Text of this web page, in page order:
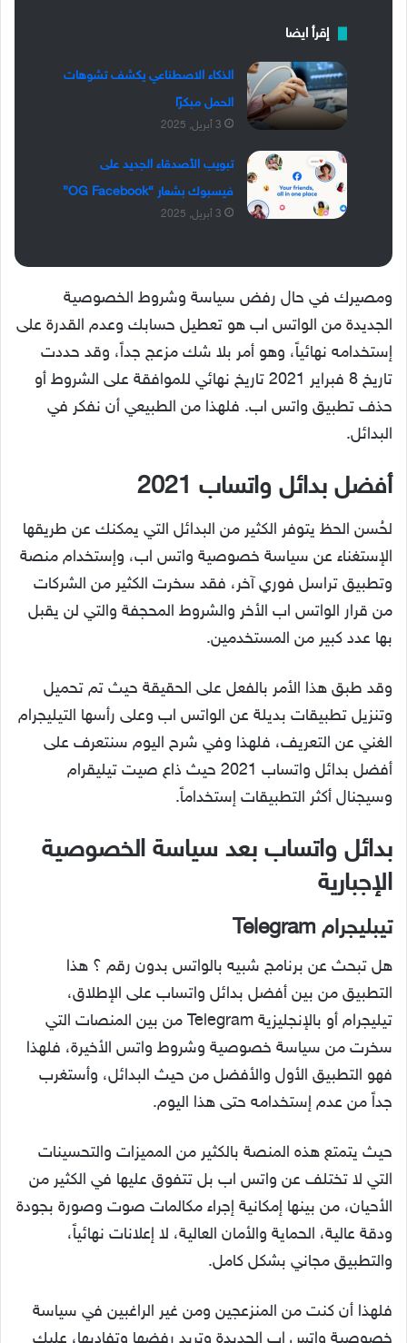
إقرأ ايضا
الذكاء الاصطناعي يكشف تشوهات
الحمل مبكرًا
3 أبريل, 2025
تبويب الأصدقاء الجديد على
فيسبوك بشعار “OG Facebook”
3 أبريل, 2025
ومصيرك في حال رفض سياسة وشروط الخصوصية
الجديدة من الواتس اب هو تعطيل حسابك وعدم القدرة على
إستخدامه نهائياً، وهو أمر بلا شك مزعج جداً، وقد حددت
تاريخ 8 فبراير 2021 تاريخ نهائي للموافقة على الشروط أو
حذف تطبيق واتس اب. فلهذا من الطبيعي أن نفكر في
البدائل.
أفضل بدائل واتساب 2021
لحُسن الحظ يتوفر الكثير من البدائل التي يمكنك عن طريقها
الإستغناء عن سياسة خصوصية واتس اب، وإستخدام منصة
وتطبيق تراسل فوري آخر، فقد سخرت الكثير من الشركات
من قرار الواتس اب الأخر والشروط المحجفة والتي لن يقبل
بها عدد كبير من المستخدمين.
وقد طبق هذا الأمر بالفعل على الحقيقة حيث تم تحميل
وتنزيل تطبيقات بديلة عن الواتس اب وعلى رأسها التيليجرام
الغني عن التعريف، فلهذا وفي شرح اليوم سنتعرف على
أفضل بدائل واتساب 2021 حيث ذاع صيت تيليقرام
وسيجنال أكثر التطبيقات إستخداماً.
بدائل واتساب بعد سياسة الخصوصية
الإجبارية
تيبليجرام Telegram
هل تبحث عن برنامج شبيه بالواتس بدون رقم ؟ هذا
التطبيق من بين أفضل بدائل واتساب على الإطلاق،
تيليجرام أو بالإنجليزية Telegram من بين المنصات التي
سخرت من سياسة خصوصية وشروط واتس الأخيرة، فلهذا
فهو التطبيق الأول والأفضل من حيث البدائل، وأستغرب
جداً من عدم إستخدامه حتى هذا اليوم.
حيث يتمتع هذه المنصة بالكثير من المميزات والتحسينات
التي لا تختلف عن واتس اب بل تتفوق عليها في الكثير من
الأحيان، من بينها إمكانية إجراء مكالمات صوت وصورة بجودة
ودقة عالية، الحماية والأمان العالية، لا إعلانات نهائياً،
والتطبيق مجاني بشكل كامل.
فلهذا أن كنت من المنزعجين ومن غير الراغبين في سياسة